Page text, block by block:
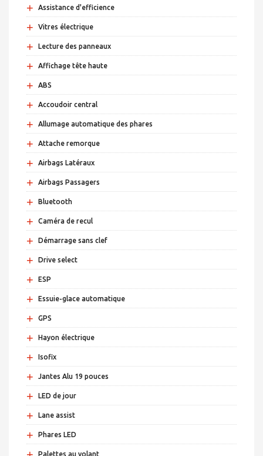
+ Assistance d'efficience
+ Vitres électrique
+ Lecture des panneaux
+ Affichage tête haute
+ ABS
+ Accoudoir central
+ Allumage automatique des phares
+ Attache remorque
+ Airbags Latéraux
+ Airbags Passagers
+ Bluetooth
+ Caméra de recul
+ Démarrage sans clef
+ Drive select
+ ESP
+ Essuie-glace automatique
+ GPS
+ Hayon électrique
+ Isofix
+ Jantes Alu 19 pouces
+ LED de jour
+ Lane assist
+ Phares LED
Palettes au volant